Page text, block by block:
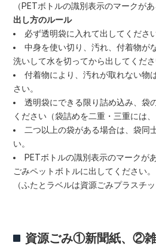
（PETボトルの識別表示のマークが
出し方のルール
必ず透明袋に入れて出してください
中身を使い切り、汚れ、付着物が
洗いして水を切ってから出してくださ
付着物により、汚れが取れない物
さい。
透明袋にできる限り詰め込み、袋
ください（袋詰めを二重・三重には
二つ以上の袋がある場合は、袋同
い。
PETボトルの識別表示のマークが
ごみペットボトルに出してください。
（ふたとラベルは資源ごみプラスチ
資源ごみ①新聞紙、②